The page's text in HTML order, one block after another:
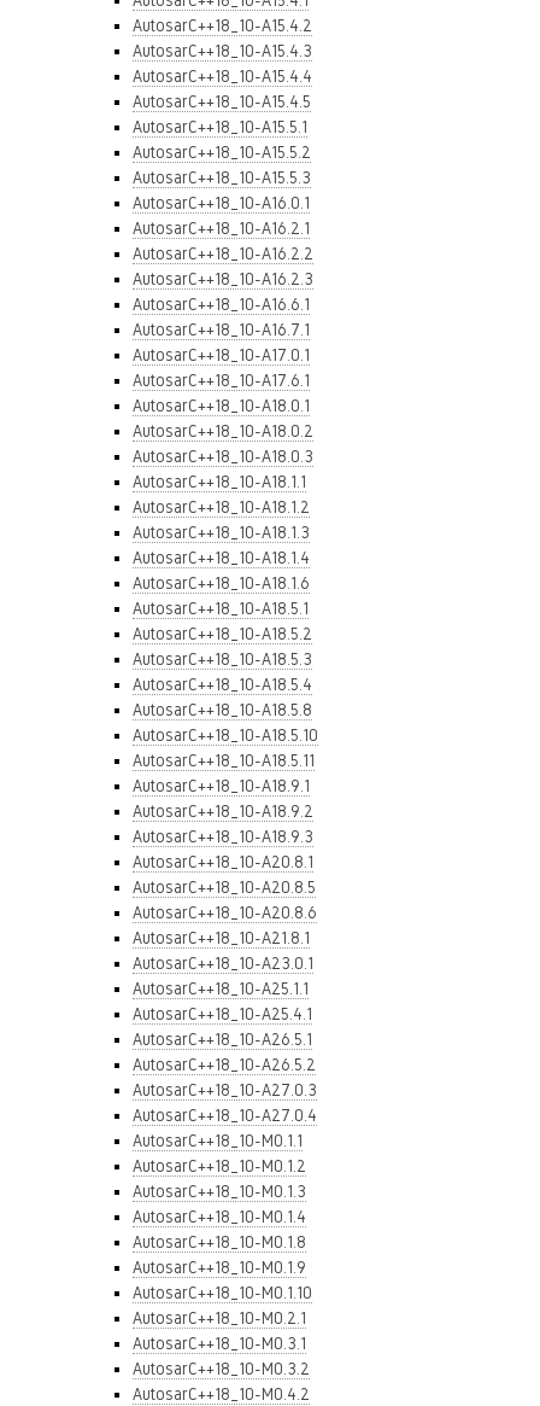
AutosarC++18_10-A15.4.2
AutosarC++18_10-A15.4.3
AutosarC++18_10-A15.4.4
AutosarC++18_10-A15.4.5
AutosarC++18_10-A15.5.1
AutosarC++18_10-A15.5.2
AutosarC++18_10-A15.5.3
AutosarC++18_10-A16.0.1
AutosarC++18_10-A16.2.1
AutosarC++18_10-A16.2.2
AutosarC++18_10-A16.2.3
AutosarC++18_10-A16.6.1
AutosarC++18_10-A16.7.1
AutosarC++18_10-A17.0.1
AutosarC++18_10-A17.6.1
AutosarC++18_10-A18.0.1
AutosarC++18_10-A18.0.2
AutosarC++18_10-A18.0.3
AutosarC++18_10-A18.1.1
AutosarC++18_10-A18.1.2
AutosarC++18_10-A18.1.3
AutosarC++18_10-A18.1.4
AutosarC++18_10-A18.1.6
AutosarC++18_10-A18.5.1
AutosarC++18_10-A18.5.2
AutosarC++18_10-A18.5.3
AutosarC++18_10-A18.5.4
AutosarC++18_10-A18.5.8
AutosarC++18_10-A18.5.10
AutosarC++18_10-A18.5.11
AutosarC++18_10-A18.9.1
AutosarC++18_10-A18.9.2
AutosarC++18_10-A18.9.3
AutosarC++18_10-A20.8.1
AutosarC++18_10-A20.8.5
AutosarC++18_10-A20.8.6
AutosarC++18_10-A21.8.1
AutosarC++18_10-A23.0.1
AutosarC++18_10-A25.1.1
AutosarC++18_10-A25.4.1
AutosarC++18_10-A26.5.1
AutosarC++18_10-A26.5.2
AutosarC++18_10-A27.0.3
AutosarC++18_10-A27.0.4
AutosarC++18_10-M0.1.1
AutosarC++18_10-M0.1.2
AutosarC++18_10-M0.1.3
AutosarC++18_10-M0.1.4
AutosarC++18_10-M0.1.8
AutosarC++18_10-M0.1.9
AutosarC++18_10-M0.1.10
AutosarC++18_10-M0.2.1
AutosarC++18_10-M0.3.1
AutosarC++18_10-M0.3.2
AutosarC++18_10-M0.4.2